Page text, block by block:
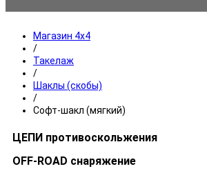
Магазин 4x4
/
Такелаж
/
Шаклы (скобы)
/
Софт-шакл (мягкий)
ЦЕПИ противоскольжения
OFF-ROAD снаряжение